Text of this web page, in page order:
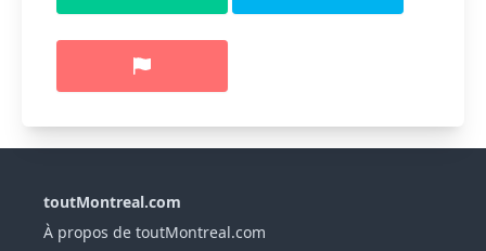
toutMontreal.com
À propos de toutMontreal.com